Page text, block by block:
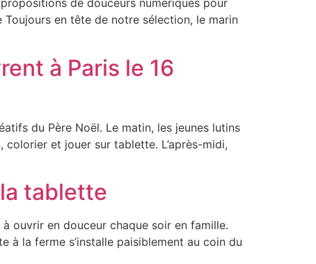
de douceurs numériques pour
en tête de notre sélection, le marin
à Paris le 16
du Père Noël. Le matin, les jeunes lutins
et jouer sur tablette. L’après-midi,
tablette
ouvrir en douceur chaque soir en famille.
la ferme s’installe paisiblement au coin du